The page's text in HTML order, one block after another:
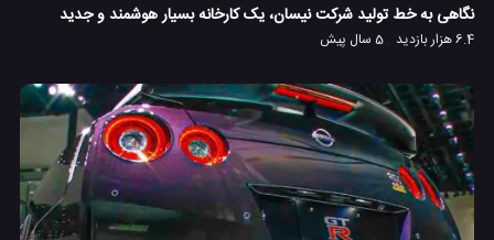
نگاهی به خط تولید شرکت نیسان، یک کارخانه بسیار هوشمند و جدید
6.4 هزار بازدید 5 سال پیش